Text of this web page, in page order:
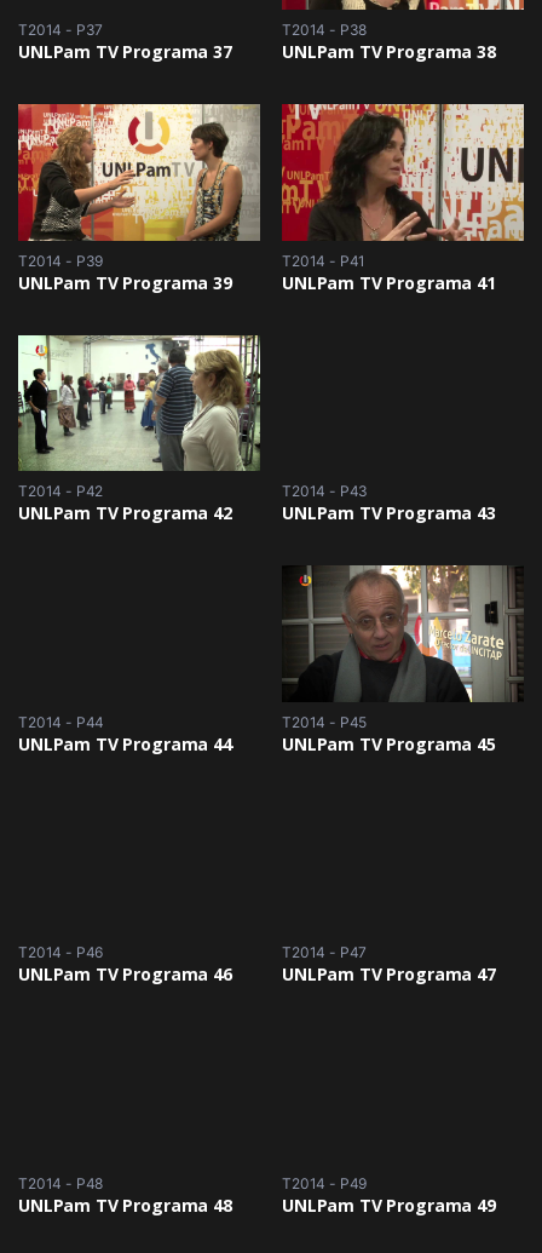
T2014 - P37
UNLPam TV Programa 37
T2014 - P38
UNLPam TV Programa 38
T2014 - P39
UNLPam TV Programa 39
T2014 - P41
UNLPam TV Programa 41
T2014 - P42
UNLPam TV Programa 42
T2014 - P43
UNLPam TV Programa 43
T2014 - P44
UNLPam TV Programa 44
T2014 - P45
UNLPam TV Programa 45
T2014 - P46
UNLPam TV Programa 46
T2014 - P47
UNLPam TV Programa 47
T2014 - P48
UNLPam TV Programa 48
T2014 - P49
UNLPam TV Programa 49